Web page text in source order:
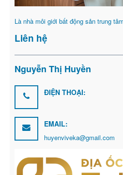
Là nhà môi giới bất động sản trung
Liên hệ
Nguyễn Thị Huyền
ĐIỆN THOẠI:
EMAIL:
huyenviveka@gmail.com